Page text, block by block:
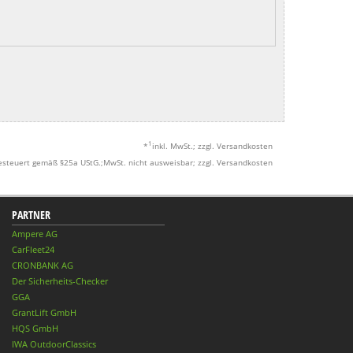
* 1 inkl. MwSt.; zzgl. Versandkosten
gemäß §25a UStG.;MwSt. nicht ausweisbar; zzgl. Versandkosten
PARTNER
Ampere AG
CarFleet24
CRONBANK AG
Der Sicherheits-Checker
GGA
GrantLift GmbH
HQS GmbH
IWA OutdoorClassics